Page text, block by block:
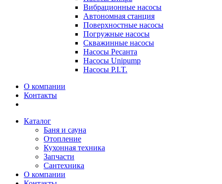
Вибрационные насосы
Автономная станция
Поверхностные насосы
Погружные насосы
Скважинные насосы
Насосы Ресанта
Насосы Unipump
Насосы P.I.T.
О компании
Контакты
Каталог
Баня и сауна
Отопление
Кухонная техника
Запчасти
Сантехника
О компании